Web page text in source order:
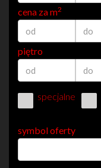
cena za m2
piętro
specjalne
symbol oferty